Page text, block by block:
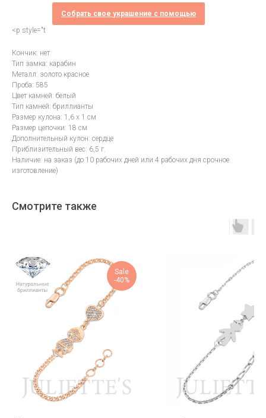
Собрать свое украшение с помощью
<p style="t
Кончик: нет
Тип замка: карабин
Металл: золото красное
Проба: 585
Цвет камней: белый
Тип камней: бриллианты
Размер кулона: 1,6 х 1 см
Размер цепочки: 18 см
Дополнительный кулон: сердце
Приблизительный вес: 6,5 г.
Наличие: на заказ (до 10 рабочих дней или 4 рабочих дня срочное
изготовление)
Смотрите также
Sale
-40%